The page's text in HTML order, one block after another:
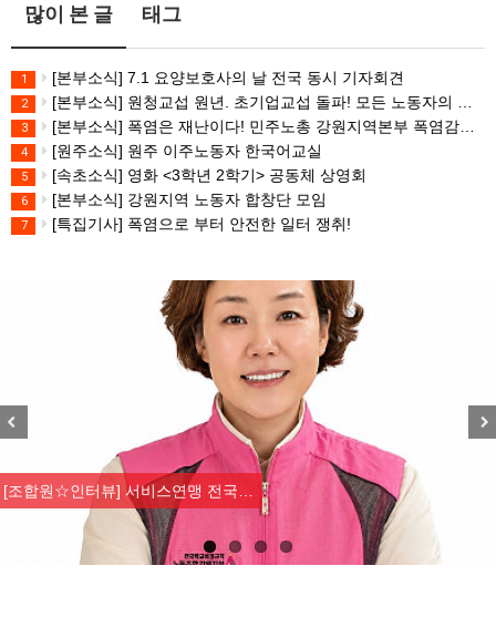
많이 본 글 태그
1 [본부소식] 7.1 요양보호사의 날 전국 동시 기자회견
2 [본부소식] 원청교섭 원년. 초기업교섭 돌파! 모든 노동자의 노동기본권 쟁취! 민주노총 7.15 총파업대회
3 [본부소식] 폭염은 재난이다! 민주노총 강원지역본부 폭염감시단 선포 기자회견
4 [원주소식] 원주 이주노동자 한국어교실
5 [속초소식] 영화 <3학년 2학기> 공동체 상영회
6 [본부소식] 강원지역 노동자 합창단 모임
7 [특집기사] 폭염으로 부터 안전한 일터 쟁취!
[조합원☆인터뷰] 서비스연맹 전국…